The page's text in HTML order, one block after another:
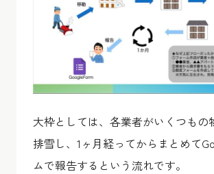
大枠としては、各業者がいくつもの
排雪し、1ヶ月経ってからまとめて
ムで報告するという流れです。